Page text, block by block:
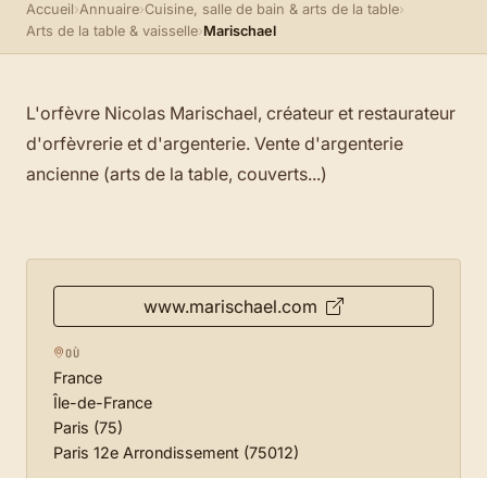
Accueil›Annuaire›Cuisine, salle de bain & arts de la table›
Arts de la table & vaisselle›Marischael
L'orfèvre Nicolas Marischael, créateur et restaurateur
d'orfèvrerie et d'argenterie. Vente d'argenterie
ancienne (arts de la table, couverts...)
www.marischael.com
OÙ
France
Île-de-France
Paris (75)
Paris 12e Arrondissement (75012)